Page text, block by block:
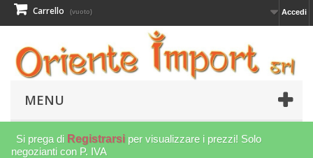
Accedi
Carrello (vuoto)
MENU
Si prega di Registrarsi per visualizzare i prezzi! Solo
negozianti con P. IVA